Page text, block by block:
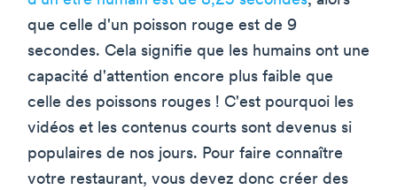
que celle d'un poisson rouge est de 9
secondes. Cela signifie que les humains ont une
capacité d'attention encore plus faible que
celle des poissons rouges ! C'est pourquoi les
vidéos et les contenus courts sont devenus si
populaires de nos jours. Pour faire connaître
votre restaurant, vous devez donc créer des